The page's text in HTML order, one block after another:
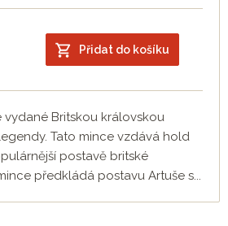
Přidat do košíku
vydané Britskou královskou
Tato mince vzdává hold
postavě britské
předkládá postavu Artuše s...